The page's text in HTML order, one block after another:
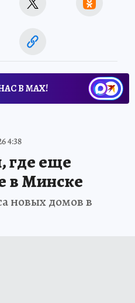
В МАХ!
4:38
где еще
в Минске
новых домов в